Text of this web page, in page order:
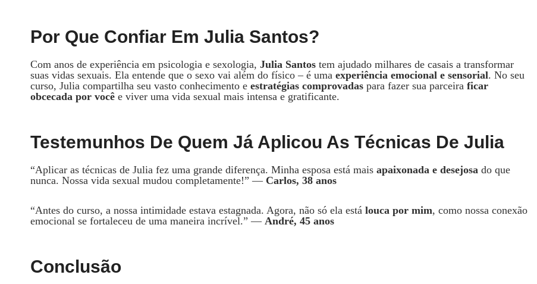
Por Que Confiar Em Julia Santos?
Com anos de experiência em psicologia e sexologia, Julia Santos tem ajudado milhares de casais a transformar
suas vidas sexuais. Ela entende que o sexo vai além do físico – é uma experiência emocional e sensorial. No seu
curso, Julia compartilha seu vasto conhecimento e estratégias comprovadas para fazer sua parceira ficar
obcecada por você e viver uma vida sexual mais intensa e gratificante.
Testemunhos De Quem Já Aplicou As Técnicas De Julia
“Aplicar as técnicas de Julia fez uma grande diferença. Minha esposa está mais apaixonada e desejosa do que
nunca. Nossa vida sexual mudou completamente!” — Carlos, 38 anos
“Antes do curso, a nossa intimidade estava estagnada. Agora, não só ela está louca por mim, como nossa conexão
emocional se fortaleceu de uma maneira incrível.” — André, 45 anos
Conclusão